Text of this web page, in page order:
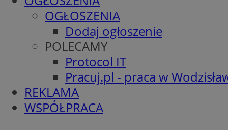
OGŁOSZENIA
Dodaj ogłoszenie
POLECAMY
Protocol IT
Pracuj.pl - praca w
REKLAMA
WSPÓŁPRACA